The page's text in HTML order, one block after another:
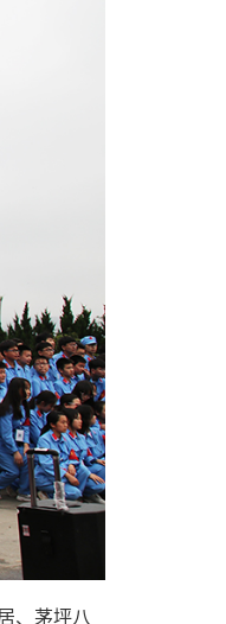
、茅坪八